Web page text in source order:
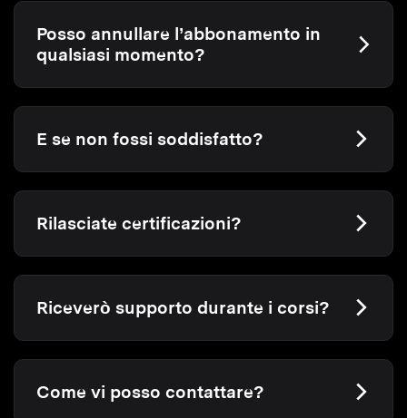
Posso annullare l’abbonamento in
qualsiasi momento?
E se non fossi soddisfatto?
Rilasciate certificazioni?
Riceverò supporto durante i corsi?
Come vi posso contattare?